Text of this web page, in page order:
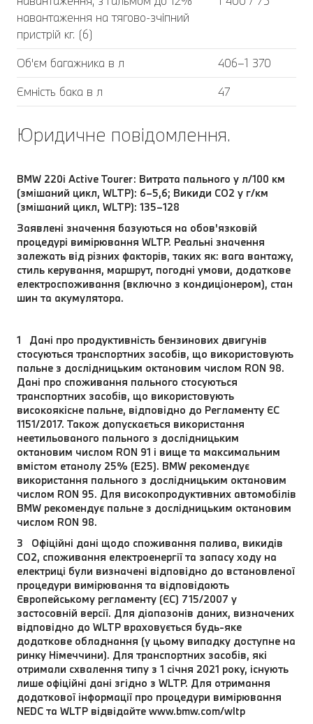
навантаження на тягово-зчіпний
пристрій кг. (6)
Об'єм багажника в л
406–1 370
Ємність бака в л
47
Юридичне повідомлення.
BMW 220i Active Tourer: Витрата пального у л/100 км
(змішаний цикл, WLTP): 6–5,6; Викиди СО2 у г/км
(змішаний цикл, WLTP): 135–128
Заявлені значення базуються на обов'язковій
процедурі вимірювання WLTP. Реальні значення
залежать від різних факторів, таких як: вага вантажу,
стиль керування, маршрут, погодні умови, додаткове
електроспоживання (включно з кондиціонером), стан
шин та акумулятора.
1 Дані про продуктивність бензинових двигунів
стосуються транспортних засобів, що використовують
пальне з дослідницьким октановим числом RON 98.
Дані про споживання пального стосуються
транспортних засобів, що використовують
високоякісне пальне, відповідно до Регламенту ЄС
1151/2017. Також допускається використання
неетильованого пального з дослідницьким
октановим числом RON 91 і вище та максимальним
вмістом етанолу 25% (E25). BMW рекомендує
використання пального з дослідницьким октановим
числом RON 95. Для високопродуктивних автомобілів
BMW рекомендує пальне з дослідницьким октановим
числом RON 98.
3 Офіційні дані щодо споживання палива, викидів
CO2, споживання електроенергії та запасу ходу на
електриці були визначені відповідно до встановленої
процедури вимірювання та відповідають
Європейському регламенту (ЄС) 715/2007 у
застосовній версії. Для діапазонів даних, визначених
відповідно до WLTP враховується будь-яке
додаткове обладнання (у цьому випадку доступне на
ринку Німеччини). Для транспортних засобів, які
отримали схвалення типу з 1 січня 2021 року, існують
лише офіційні дані згідно з WLTP. Для отримання
додаткової інформації про процедури вимірювання
NEDC та WLTP відвідайте www.bmw.com/wltp